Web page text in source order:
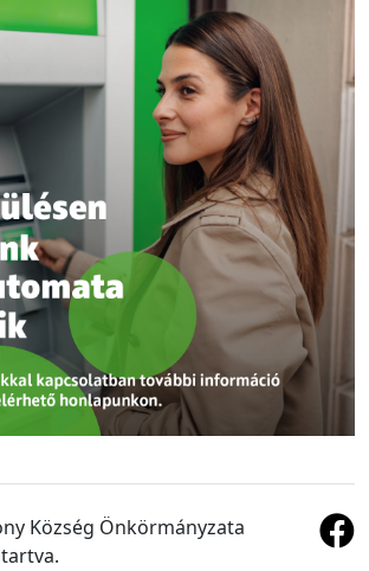
Község Önkörmányzata